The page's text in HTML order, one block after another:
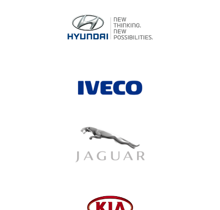
Eva Álvarez (Misstake Creativity School)